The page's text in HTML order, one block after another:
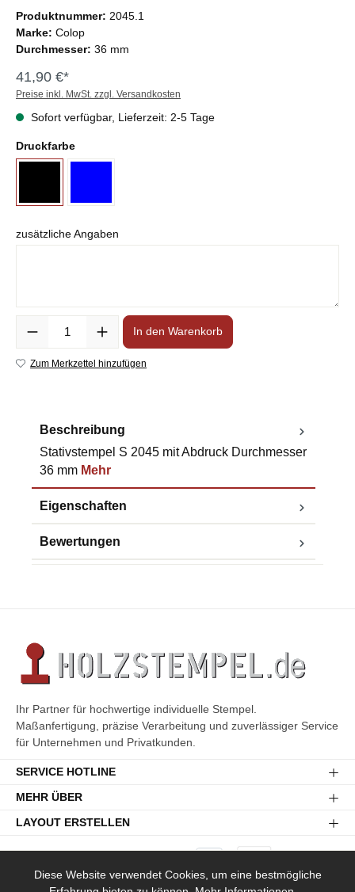
Produktnummer: 2045.1
Marke: Colop
Durchmesser: 36 mm
41,90 €*
Preise inkl. MwSt. zzgl. Versandkosten
Sofort verfügbar, Lieferzeit: 2-5 Tage
Druckfarbe
zusätzliche Angaben
In den Warenkorb
Zum Merkzettel hinzufügen
Beschreibung
Stativstempel S 2045 mit Abdruck Durchmesser
36 mm Mehr
Eigenschaften
Bewertungen
Ihr Partner für hochwertige individuelle Stempel.
Maßanfertigung, präzise Verarbeitung und zuverlässiger Service
für Unternehmen und Privatkunden.
SERVICE HOTLINE
MEHR ÜBER
LAYOUT ERSTELLEN
Diese Website verwendet Cookies, um eine bestmögliche